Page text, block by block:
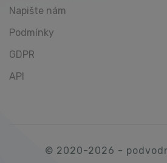
Napište nám
Podmínky
GDPR
API
© 2020-2026 -